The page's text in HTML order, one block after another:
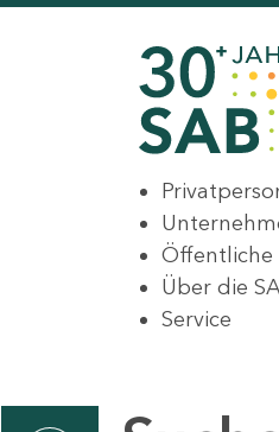
Öffentliche
Über die
Service